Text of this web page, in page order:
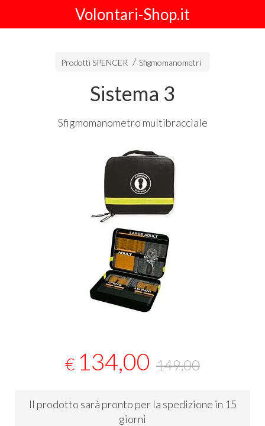
Volontari-Shop.it
Prodotti SPENCER Sfigmomanometri
Sistema 3
Sfigmomanometro multibracciale
€ 134,00 149,00
Il prodotto sarà pronto per la spedizione in 15
giorni